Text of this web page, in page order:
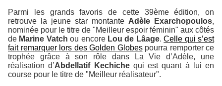
Parmi les grands favoris de cette 39ème édition, on
retrouve la jeune star montante Adèle Exarchopoulos,
nominée pour le titre de "Meilleur espoir féminin" aux côtés
de Marine Vatch ou encore Lou de Lâage.Celle qui s’est
fait remarquer lors des Golden Globespourra remporter ce
trophée grâce à son rôle dans
La Vie d’Adèle, une
réalisation d’Abdellatif Kechichequi est quant à lui en
course pour le titre de "Meilleur réalisateur".